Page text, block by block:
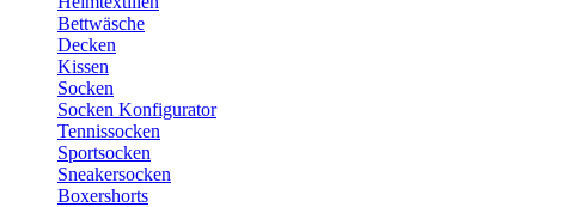
Bettwäsche
Decken
Kissen
Socken
Socken Konfigurator
Tennissocken
Sportsocken
Sneakersocken
Boxershorts